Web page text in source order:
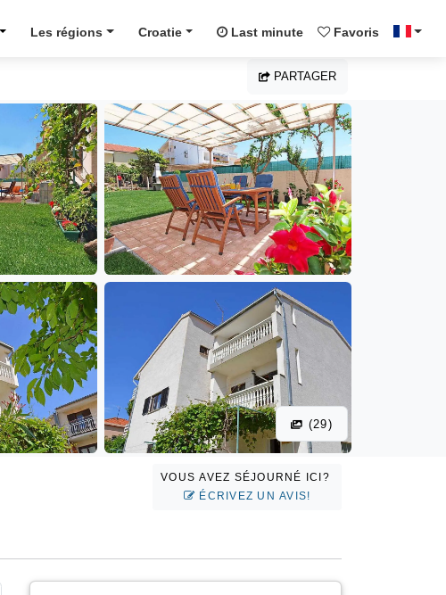
Les régions Croatie Last minute Favoris
PARTAGER
(29)
VOUS AVEZ SÉJOURNÉ ICI?
ÉCRIVEZ UN AVIS!